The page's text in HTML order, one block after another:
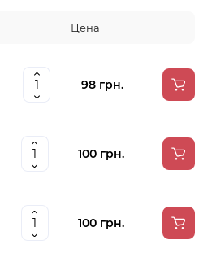
Цена
98 грн.
100 грн.
100 грн.